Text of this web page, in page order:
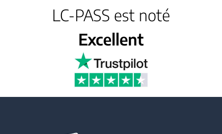
LC-PASS est noté
Excellent